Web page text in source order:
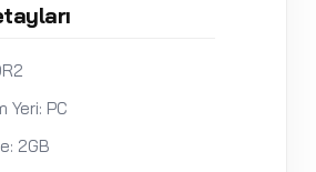
Yeri: PC
2GB